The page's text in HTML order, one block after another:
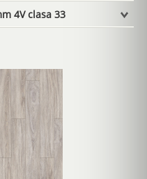
4V clasa 33